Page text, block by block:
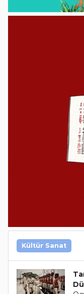
Kültür Sanat